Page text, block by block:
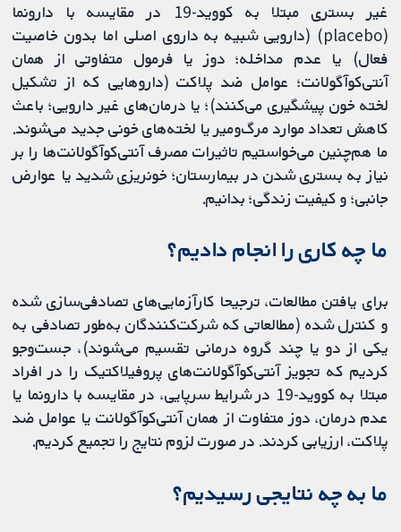
غیر بستری مبتلا به کووید-19 در مقایسه با دارونما
(placebo) (دارویی شبیه به داروی اصلی اما بدون خاصیت
فعال) یا عدم مداخله؛ دوز یا فرمول متفاوتی از همان
آنتی‌کوآگولانت؛ عوامل ضد پلاکت (داروهایی که از تشکیل
لخته خون پیشگیری می‌کنند)؛ یا درمان‌های غیر دارویی؛ باعث
کاهش تعداد موارد مرگ‌ومیر یا لخته‌های خونی جدید می‌شوند.
ما هم‌چنین می‌خواستیم تاثیرات مصرف آنتی‌کوآگولانت‌ها را بر
نیاز به بستری شدن در بیمارستان؛ خونریزی شدید یا عوارض
جانبی؛ و کیفیت زندگی؛ بدانیم.
ما چه کاری را انجام دادیم؟
برای یافتن مطالعات، ترجیحا کارآزمایی‌های تصادفی‌سازی شده
و کنترل شده (مطالعاتی که شرکت‌کنندگان به‌طور تصادفی به
یکی از دو یا چند گروه درمانی تقسیم می‌شوند)، جست‌وجو
کردیم که تجویز آنتی‌کوآگولانت‌های پروفیلاکتیک را در افراد
مبتلا به کووید-19 در شرایط سرپایی، در مقایسه با دارونما یا
عدم درمان، دوز متفاوت از همان آنتی‌کوآگولانت یا عوامل ضد
پلاکت، ارزیابی کردند. در صورت لزوم نتایج را تجمیع کردیم.
ما به چه نتایجی رسیدیم؟